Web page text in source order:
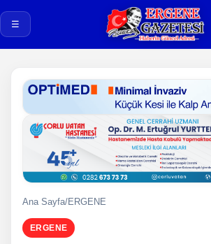
☰
Ana Sayfa/ERGENE
ERGENE